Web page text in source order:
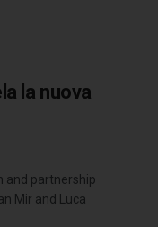
la nuova
and partnership
Mir and Luca